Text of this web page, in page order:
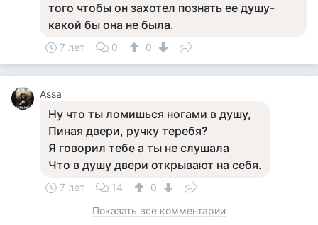
того чтобы он захотел познать ее душу-
какой бы она не была.
7 лет 0 0
Assa
Ну что ты ломишься ногами в душу,
Пиная двери, ручку теребя?
Я говорил тебе а ты не слушала
Что в душу двери открывают на себя.
7 лет 14
0
Показать все комментарии